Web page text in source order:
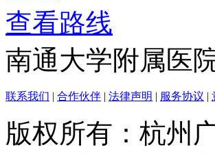
查看路线
南通大学附属医
联系我们 | 合作伙伴 | 法律声明 | 服务协议 |
版权所有：杭州